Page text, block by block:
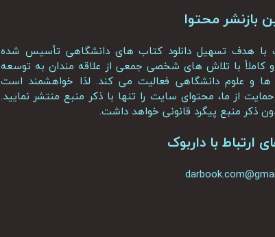
بازنشر محتوا
با هدف تسهیل دانلود کتاب های دانشگاهی تأسیس شده
کاملاً با تلاش های شخصی جمعی از علاقه مندان به توسعه
و علوم دانشگاهی فعالیت می کند. لذا خواهشمند است
از ما، محتوای سایت را تنها با ذکر منبع منتشر نمایید.
ذکر منبع پیگرد قانونی خواهد داشت.
ارتباط با داربوک